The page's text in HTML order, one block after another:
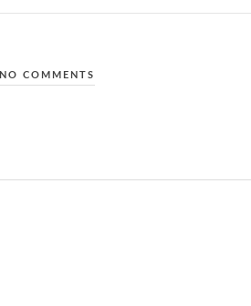
NO COMMENTS